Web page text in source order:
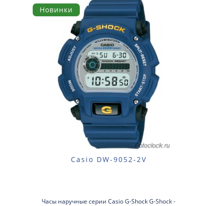
Новинки
Casio DW-9052-2V
Часы наручные серии Casio G-Shock G-Shock -